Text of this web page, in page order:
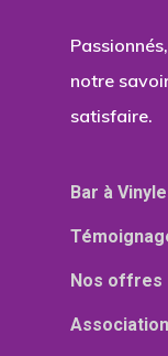
notre
satisfaire.
Bar à
Nos offres